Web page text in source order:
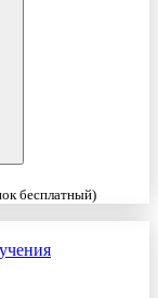
бесплатный)